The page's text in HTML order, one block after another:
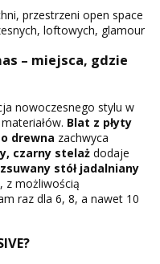
przestrzeni open space
loftowych, glamour
– miejsca, gdzie
nowoczesnego stylu w
Blat z płyty
drewna zachwyca
czarny stelaż dodaje
stół jadalniany
, z możliwością
raz dla 6, 8, a nawet 10